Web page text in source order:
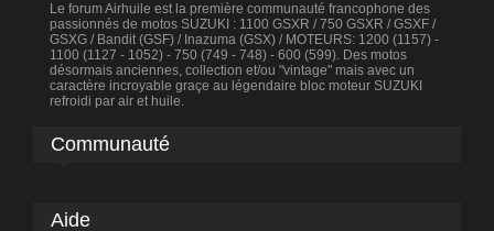
Le forum Airhuile est la première communauté francophone des
passionnés de motos SUZUKI : 1100 GSXR / 750 GSXR / GSXF /
GSXG / Bandit (GSF) / Inazuma (GSX) / MOTEURS: 1200 (1157) -
1100 (1127 - 1052) - 750 (749 - 748) - 600 (599). Des motos
désormais anciennes, collection et/ou "vintage" mais avec un
caractère incroyable graçe au légendaire bloc moteur SUZUKI
refroidi par air et huile.
Communauté
Aide